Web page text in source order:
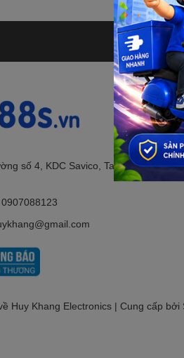
số 4, KDC Savico, Tam Bình, TP.
0907088123
Huy Khang Electronics | Cung cấp bởi